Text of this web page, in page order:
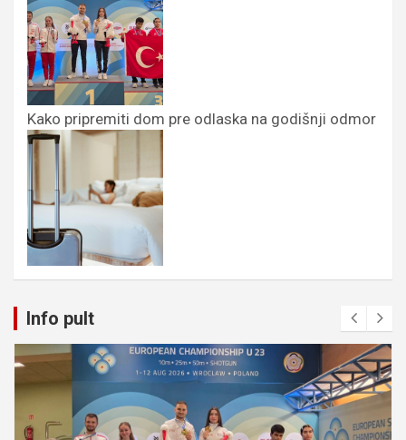
Kako pripremiti dom pre odlaska na godišnji odmor
Info pult